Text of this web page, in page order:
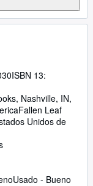
ISBN 13:
Nashville, IN,
Fallen Leaf
Unidos de
Usado - Bueno